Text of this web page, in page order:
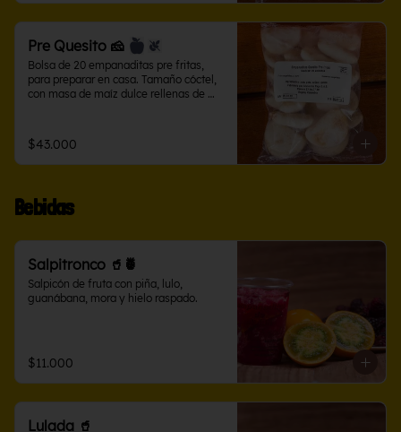
Pre Quesito 🧀
Bolsa de 20 empanaditas pre fritas,
para preparar en casa. Tamaño cóctel,
con masa de maíz dulce rellenas de
$43.000
Bebidas
Salpitronco 🥤🍍
Salpicón de fruta con piña, lulo,
guanábana, mora y hielo raspado.
$11.000
Lulada 🥤